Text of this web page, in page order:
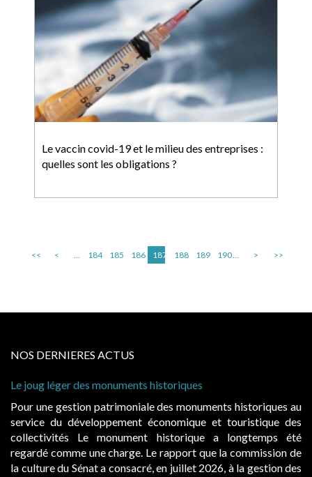
Le vaccin covid-19 et le milieu des entreprises :
quelles sont les obligations ?
<< < ... 184 185 186 187 188 189 190... > >>
NOS DERNIERES ACTUS
monuments historiques au
et touristique des
a longtemps été
que la commission de
juillet 2026, à la gestion des
Cabines de plage : le juge admet
Evocatrices des bains de mer,
également un beau sujet
public, elles donnent lieu au
d’occupation. Saisies par des